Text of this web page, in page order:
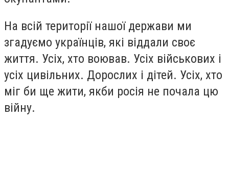
На всій території нашої держави ми
згадуємо українців, які віддали своє
життя. Усіх, хто воював. Усіх військових і
усіх цивільних. Дорослих і дітей. Усіх, хто
міг би ще жити, якби росія не почала цю
війну.